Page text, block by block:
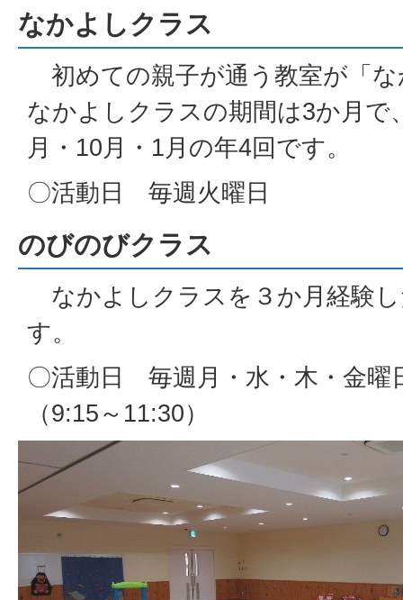
なかよしクラス
初めての親子が通う教室が「
なかよしクラスの期間は3か月で
月・10月・1月の年4回です。
〇活動日 毎週火曜日
のびのびクラス
なかよしクラスを３か月経験
す。
〇活動日 毎週月・水・木・金曜
（9:15～11:30）